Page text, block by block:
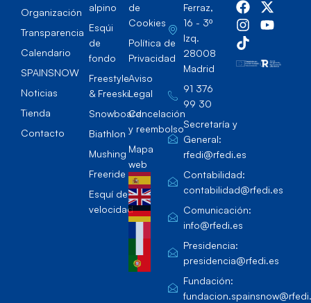
Organización
Transparencia
Calendario
SPAINSNOW
Noticias
Tienda
Contacto
alpino
Esqúi
de
fondo
Freestyle
& Freeski
Snowboard
Biathlon
Mushing
Freeride
Esquí de
velocidad
de
Cookies
Política de
Privacidad
Aviso
Legal
Cancelación
y reembolso
Mapa
web
Ferraz,
16 - 3º
Izq.
28008
Madrid
91 376
99 30
Secretaría y
General:
rfedi@rfedi.es
Contabilidad:
contabilidad@rfedi.es
Comunicación:
info@rfedi.es
Presidencia:
presidencia@rfedi.es
Fundación: